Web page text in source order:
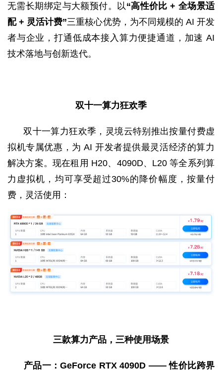
无需长期绑定与大额预付。以“高性价比 + 全场景适
配 + 灵活计费”三重核心优势，为不同规模的 AI 开发
者与企业，打通低成本接入算力便捷通道，加速 AI
技术落地与创新迭代。
双十一算力狂欢季
双十一算力狂欢季，灵境云特别推出按量付费虚
拟机专属优惠，为 AI 开发者提供最灵活经济的算力
解决方案。现在租用 H20、4090D、L20 等全系列算
力虚拟机，均可享受超过30%的降价幅度，按量付
费，灵活使用：
三款算力产品，三种使用场景
产品一：GeForce RTX 4090D —— 性价比跨界